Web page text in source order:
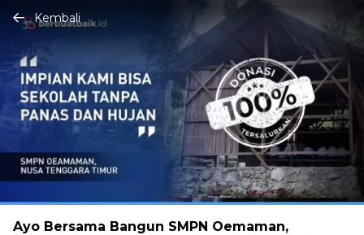
Kembali
Ayo Bersama Bangun SMPN Oemaman,